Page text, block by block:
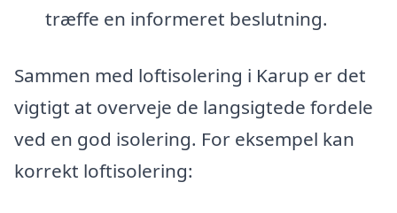
træffe en informeret beslutning.
Sammen med loftisolering i Karup er det
vigtigt at overveje de langsigtede fordele
ved en god isolering. For eksempel kan
korrekt loftisolering: